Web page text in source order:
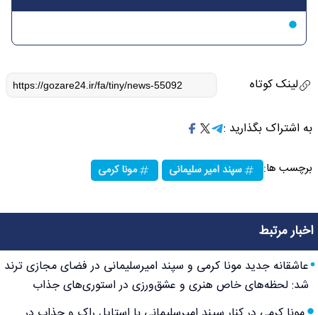
لینک کوتاه
به اشتراک بگذارید :
برچسب ها: سپند امیر سلیمانی مونا کرمی
اخبار مرتبط
عاشقانه جدید مونا کرمی و سپند امیرسلیمانی در فضای مجازی ترند
شد: لحظه‌های خاص هنری و عشق‌ورزی در استوری‌های جذاب